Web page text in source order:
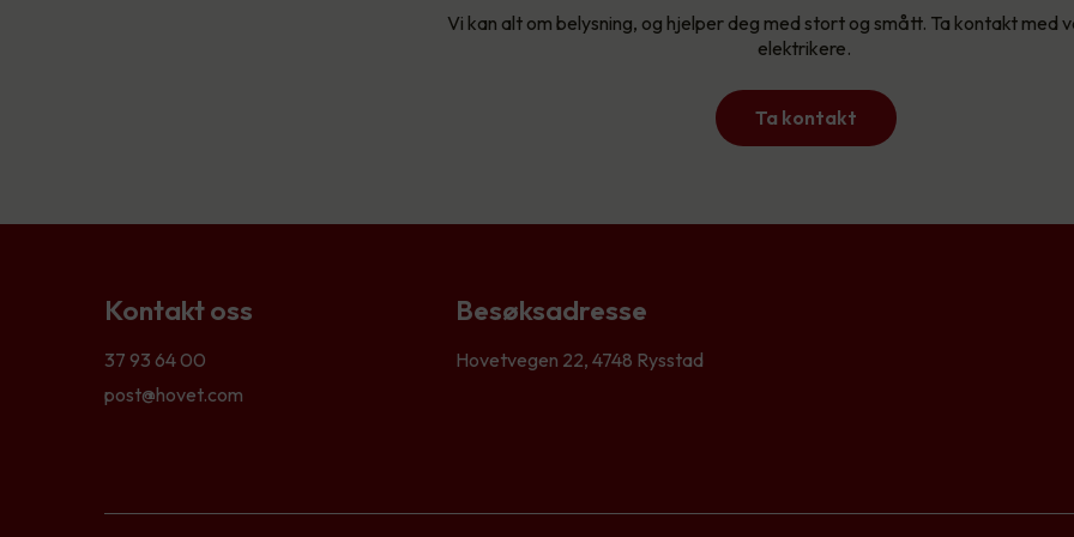
Vi kan alt om belysning, og hjelper deg med stort og smått. Ta kontakt med
elektrikere.
Ta kontakt
Kontakt oss
37 93 64 00
post@hovet.com
Besøksadresse
Hovetvegen 22, 4748 Rysstad